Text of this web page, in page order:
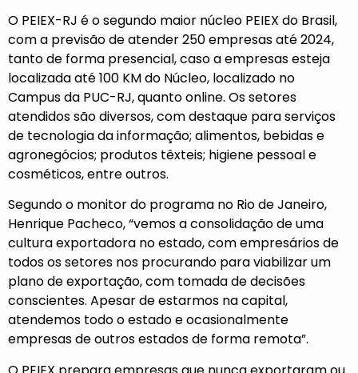
O PEIEX-RJ é o segundo maior núcleo PEIEX do Brasil,
com a previsão de atender 250 empresas até 2024,
tanto de forma presencial, caso a empresas esteja
localizada até 100 KM do Núcleo, localizado no
Campus da PUC-RJ, quanto online. Os setores
atendidos são diversos, com destaque para serviços
de tecnologia da informação; alimentos, bebidas e
agronegócios; produtos têxteis; higiene pessoal e
cosméticos, entre outros.
Segundo o monitor do programa no Rio de Janeiro,
Henrique Pacheco, “vemos a consolidação de uma
cultura exportadora no estado, com empresários de
todos os setores nos procurando para viabilizar um
plano de exportação, com tomada de decisões
conscientes. Apesar de estarmos na capital,
atendemos todo o estado e ocasionalmente
empresas de outros estados de forma remota”.